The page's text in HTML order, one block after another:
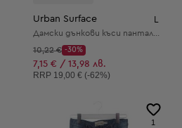
Urban Surface L
Дамски дънкови къси панталони
Начална цена:
10,22 €
Discount Price:
-30%
Намалена цена:
7,15 € / 13,98 лв.
Препоръчителна цена:
RRP 19,00 € (-62%)
1